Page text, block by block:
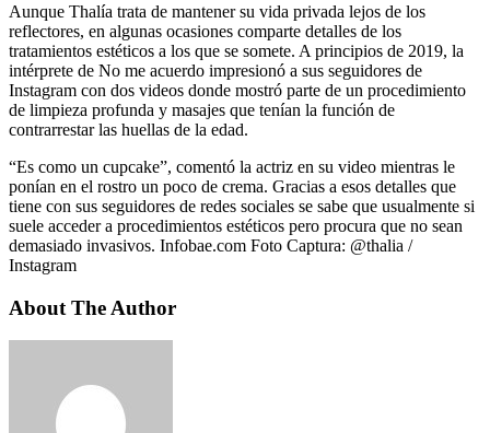
Aunque Thalía trata de mantener su vida privada lejos de los
reflectores, en algunas ocasiones comparte detalles de los
tratamientos estéticos a los que se somete. A principios de 2019, la
intérprete de No me acuerdo impresionó a sus seguidores de
Instagram con dos videos donde mostró parte de un procedimiento
de limpieza profunda y masajes que tenían la función de
contrarrestar las huellas de la edad.
“Es como un cupcake”, comentó la actriz en su video mientras le
ponían en el rostro un poco de crema. Gracias a esos detalles que
tiene con sus seguidores de redes sociales se sabe que usualmente si
suele acceder a procedimientos estéticos pero procura que no sean
demasiado invasivos. Infobae.com Foto Captura: @thalia /
Instagram
About The Author